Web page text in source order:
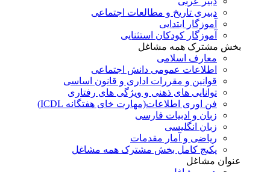
دبیری تاریخ و مطالعات اجتماعی
آموزگار ابتدایی
آموزگار کودکان استثنایی
بخش مشترک همه مشاغل
معارف اسلامی
اطلاعات عمومی دانش اجتماعی
قوانین و مقررات اداری و قانون اساسی
توانایی های ذهنی و ویژگی های رفتاری
فن اوری اطلاعات(مهارت خای هفتگانه ICDL)
زبان و ادبیات فارسی
زبان انگلیسی
ریاضی و آمار مقدمات
پکیج کامل بخش مشترک همه مشاغل
عنوان مشاغل